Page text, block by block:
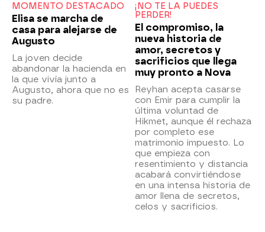
MOMENTO DESTACADO
Elisa se marcha de
casa para alejarse de
Augusto
La joven decide
abandonar la hacienda en
la que vivía junto a
Augusto, ahora que no es
su padre.
¡NO TE LA PUEDES
PERDER!
El compromiso, la
nueva historia de
amor, secretos y
sacrificios que llega
muy pronto a Nova
Reyhan acepta casarse
con Emir para cumplir la
última voluntad de
Hikmet, aunque él rechaza
por completo ese
matrimonio impuesto. Lo
que empieza con
resentimiento y distancia
acabará convirtiéndose
en una intensa historia de
amor llena de secretos,
celos y sacrificios.